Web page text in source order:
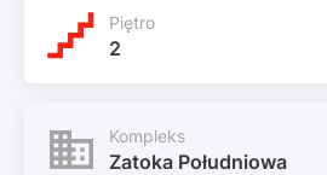
Piętro
2
Kompleks
Zatoka Południowa